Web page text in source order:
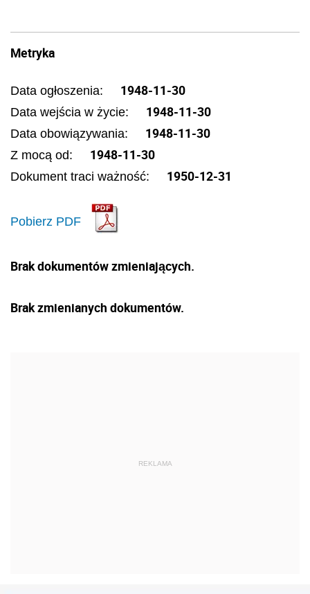
Metryka
Data ogłoszenia: 1948-11-30
Data wejścia w życie: 1948-11-30
Data obowiązywania: 1948-11-30
Z mocą od: 1948-11-30
Dokument traci ważność: 1950-12-31
Pobierz PDF
Brak dokumentów zmieniających.
Brak zmienianych dokumentów.